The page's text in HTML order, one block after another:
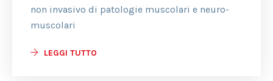
non invasivo di patologie muscolari e neuro-
muscolari
LEGGI TUTTO